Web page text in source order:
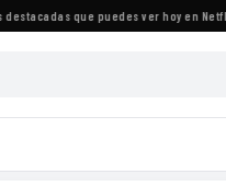
que puedes ver hoy en Netflix·